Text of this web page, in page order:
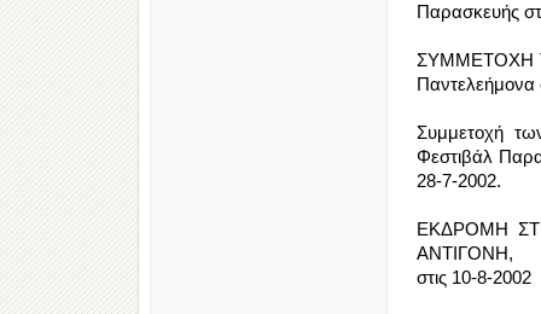
Παρασκευής
ΣΥΜΜΕΤΟΧΗ
Παντελεήμονα
Συμμετοχή
Φεστιβάλ
28-7-2002.
ΕΚΔΡΟΜΗ
ΑΝΤΙΓΟΝΗ,
στις 10-8-2002